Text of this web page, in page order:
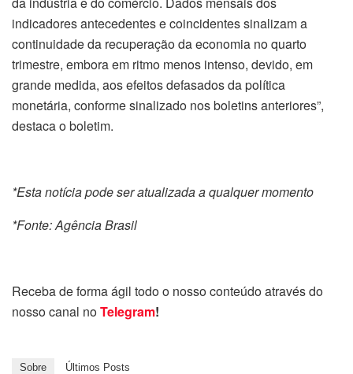
indicadores antecedentes e coincidentes sinalizam a
continuidade da recuperação da economia no quarto
trimestre, embora em ritmo menos intenso, devido, em
grande medida, aos efeitos defasados da política
monetária, conforme sinalizado nos boletins anteriores”,
destaca o boletim.
*Esta notícia pode ser atualizada a qualquer momento
*Fonte: Agência Brasil
Receba de forma ágil todo o nosso conteúdo através do
nosso canal noTelegram!
Sobre Últimos Posts